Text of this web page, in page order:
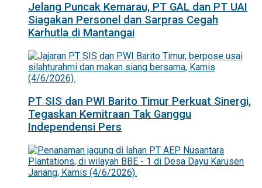
Jelang Puncak Kemarau, PT GAL dan PT UAI
Siagakan Personel dan Sarpras Cegah
Karhutla di Mantangai
PT SIS dan PWI Barito Timur Perkuat Sinergi,
Tegaskan Kemitraan Tak Ganggu
Independensi Pers